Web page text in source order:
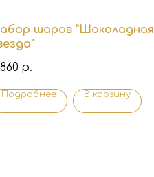
шаров "Шоколадная
р.
Подробнее В корзину